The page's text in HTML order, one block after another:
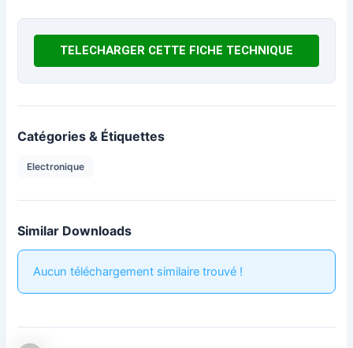
TELECHARGER CETTE FICHE TECHNIQUE
Catégories & Étiquettes
Electronique
Similar Downloads
Aucun téléchargement similaire trouvé !